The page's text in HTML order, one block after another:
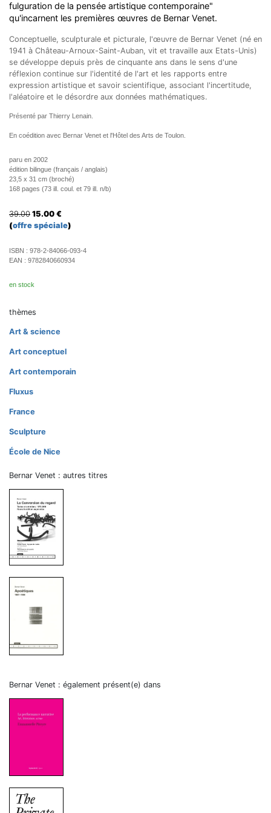
fulguration de la pensée artistique contemporaine"
qu'incarnent les premières œuvres de Bernar Venet.
Conceptuelle, sculpturale et picturale, l'œuvre de Bernar Venet (né en
1941 à Château-Arnoux-Saint-Auban, vit et travaille aux Etats-Unis)
se développe depuis près de cinquante ans dans le sens d'une
réflexion continue sur l'identité de l'art et les rapports entre
expression artistique et savoir scientifique, associant l'incertitude,
l'aléatoire et le désordre aux données mathématiques.
Présenté par Thierry Lenain.
En coédition avec Bernar Venet et l'Hôtel des Arts de Toulon.
paru en 2002
édition bilingue (français / anglais)
23,5 x 31 cm (broché)
168 pages (73 ill. coul. et 79 ill. n/b)
39.00 15.00 €
(offre spéciale)
ISBN : 978-2-84066-093-4
EAN : 9782840660934
en stock
thèmes
Art & science
Art conceptuel
Art contemporain
Fluxus
France
Sculpture
École de Nice
Bernar Venet : autres titres
Bernar Venet : également présent(e) dans